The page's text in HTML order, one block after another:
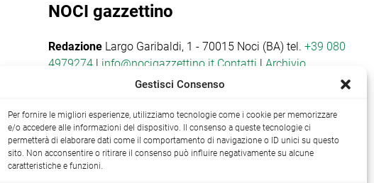
NOCI gazzettino
Redazione Largo Garibaldi, 1 - 70015 Noci (BA) tel.+39 080
4979274 | info@nocigazzettino.it Contatti | Archivio
Gestisci Consenso
Per fornire le migliori esperienze, utilizziamo tecnologie come i cookie per memorizzare
e/o accedere alle informazioni del dispositivo. Il consenso a queste tecnologie ci
permetterà di elaborare dati come il comportamento di navigazione o ID unici su questo
sito. Non acconsentire o ritirare il consenso può influire negativamente su alcune
caratteristiche e funzioni.